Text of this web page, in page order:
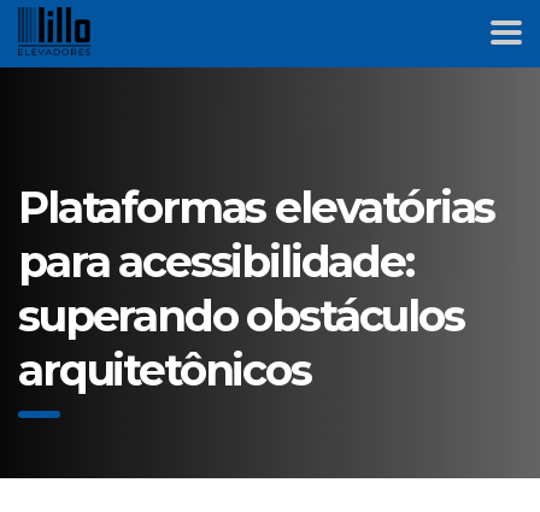
Plataformas elevatórias
para acessibilidade:
superando obstáculos
arquitetônicos